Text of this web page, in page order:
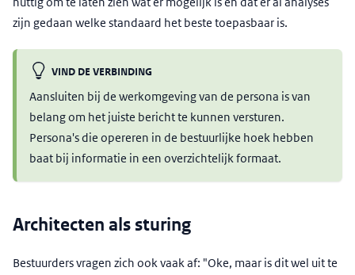
zijn gedaan welke standaard het beste toepasbaar is.
VIND DE VERBINDING
Aansluiten bij de werkomgeving van de persona is van
belang om het juiste bericht te kunnen versturen.
Persona's die opereren in de bestuurlijke hoek hebben
baat bij informatie in een overzichtelijk formaat.
Architecten als sturing
Bestuurders vragen zich ook vaak af: "Oke, maar is dit wel uit te